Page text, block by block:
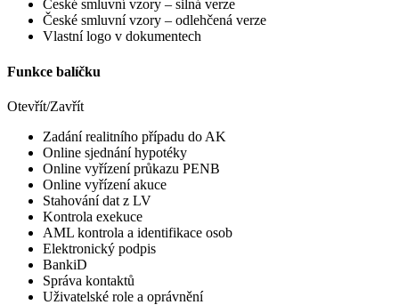
České smluvní vzory – silná verze
České smluvní vzory – odlehčená verze
Vlastní logo v dokumentech
Funkce balíčku
Otevřít/Zavřít
Zadání realitního případu do AK
Online sjednání hypotéky
Online vyřízení průkazu PENB
Online vyřízení akuce
Stahování dat z LV
Kontrola exekuce
AML kontrola a identifikace osob
Elektronický podpis
BankiD
Správa kontaktů
Uživatelské role a oprávnění